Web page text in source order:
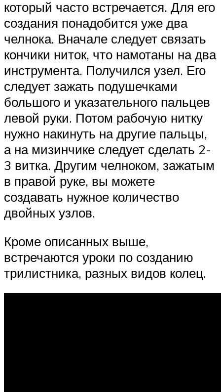
который часто встречается. Для его
создания понадобится уже два
челнока. Вначале следует связать
кончики ниток, что намотаны на два
инструмента. Получился узел. Его
следует зажать подушечками
большого и указательного пальцев
левой руки. Потом рабочую нитку
нужно накинуть на другие пальцы,
а на мизинчике следует сделать 2-
3 витка. Другим челноком, зажатым
в правой руке, вы можете
создавать нужное количество
двойных узлов.
Кроме описанных выше,
встречаются уроки по созданию
трилистника, разных видов колец.